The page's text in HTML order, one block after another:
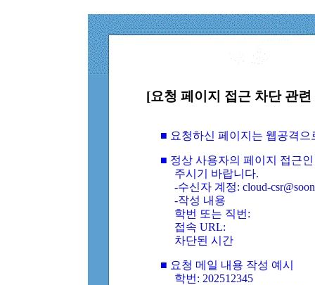
[요청 페이지 접근 차단 관
■ 요청하신 페이지는 웹공격
■ 정상 사용자의 페이지 접근
주시기 바랍니다.
-수신자 계정: cloud-
-작성 내용
학번 또는 직번:
접속 URL:
차단된 시간
■ 요청 메일 내용 작성 예시
학번: 202512345